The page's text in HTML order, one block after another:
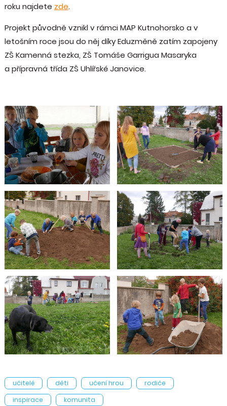
roku najdete zde.
Projekt původně vznikl v rámci MAP Kutnohorsko a v
letošním roce jsou do něj díky Eduzměně zatím zapojeny
ZŠ Kamenná stezka, ZŠ Tomáše Garrigua Masaryka
a přípravná třída ZŠ Uhlířské Janovice.
učitelé děti učení hrou
rodiče
inspirace
komunita